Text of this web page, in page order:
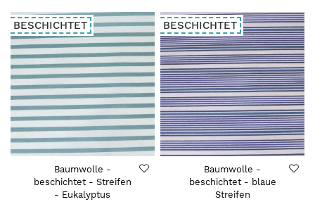
BESCHICHTET
Baumwolle -
beschichtet - Streifen
- Eukalyptus
BESCHICHTET
Baumwolle -
beschichtet - blaue
Streifen